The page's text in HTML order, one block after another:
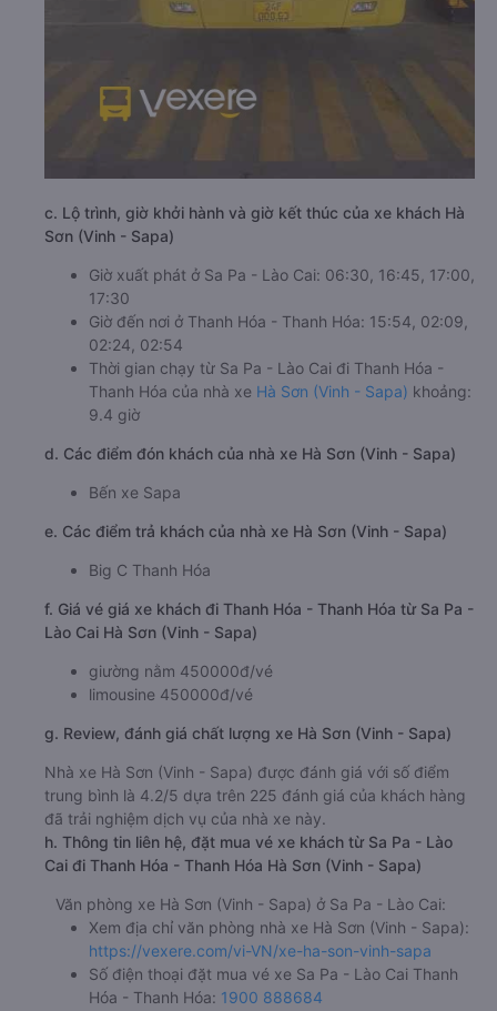
c. Lộ trình, giờ khởi hành và giờ kết thúc của xe khách Hà
Sơn (Vinh - Sapa)
Giờ xuất phát ở Sa Pa - Lào Cai: 06:30, 16:45, 17:00,
17:30
Giờ đến nơi ở Thanh Hóa - Thanh Hóa: 15:54, 02:09,
02:24, 02:54
Thời gian chạy từ Sa Pa - Lào Cai đi Thanh Hóa -
Thanh Hóa của nhà xe Hà Sơn (Vinh - Sapa) khoảng:
9.4 giờ
d. Các điểm đón khách của nhà xe Hà Sơn (Vinh - Sapa)
Bến xe Sapa
e. Các điểm trả khách của nhà xe Hà Sơn (Vinh - Sapa)
Big C Thanh Hóa
f. Giá vé giá xe khách đi Thanh Hóa - Thanh Hóa từ Sa Pa -
Lào Cai Hà Sơn (Vinh - Sapa)
giường nằm 450000đ/vé
limousine 450000đ/vé
g. Review, đánh giá chất lượng xe Hà Sơn (Vinh - Sapa)
Nhà xe Hà Sơn (Vinh - Sapa) được đánh giá với số điểm
trung bình là 4.2/5 dựa trên 225 đánh giá của khách hàng
đã trải nghiệm dịch vụ của nhà xe này.
h. Thông tin liên hệ, đặt mua vé xe khách từ Sa Pa - Lào
Cai đi Thanh Hóa - Thanh Hóa Hà Sơn (Vinh - Sapa)
Văn phòng xe Hà Sơn (Vinh - Sapa) ở Sa Pa - Lào Cai:
Xem địa chỉ văn phòng nhà xe Hà Sơn (Vinh - Sapa):
https://vexere.com/vi-VN/xe-ha-son-vinh-sapa
Số điện thoại đặt mua vé xe Sa Pa - Lào Cai Thanh
Hóa - Thanh Hóa: 1900 888684